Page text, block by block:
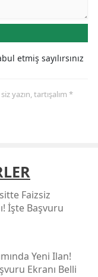
etmiş sayılırsınız
yazın, tartışalım *
Faizsiz
İşte Başvuru
Yeni Ilan!
Ekranı Belli